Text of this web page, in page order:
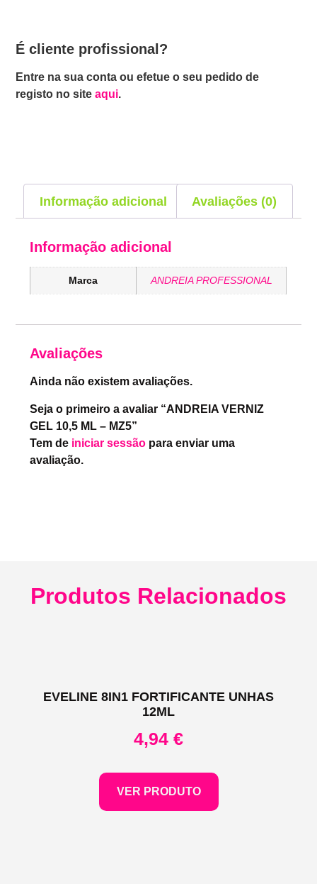
É cliente profissional?
Entre na sua conta ou efetue o seu pedido de
registo no siteaqui.
Informação adicional Avaliações (0)
Informação adicional
Marca ANDREIA PROFESSIONAL
Avaliações
Ainda não existem avaliações.
Seja o primeiro a avaliar “ANDREIA VERNIZ
GEL 10,5 ML – MZ5”
Tem de iniciar sessão para enviar uma
avaliação.
Produtos Relacionados
EVELINE 8IN1 FORTIFICANTE UNHAS
12ML
4,94 €
VER PRODUTO